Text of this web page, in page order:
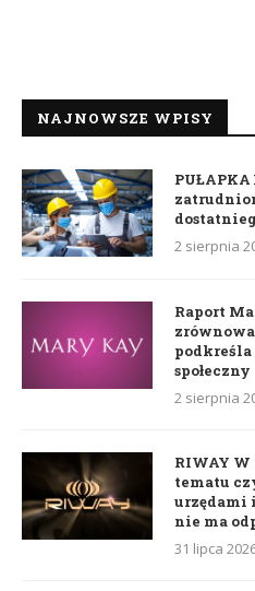
NAJNOWSZE WPISY
2 sierpnia
Raport
społeczny
2 sierpnia
RIWAY W
tematu
urzędami
nie ma
31 lipca